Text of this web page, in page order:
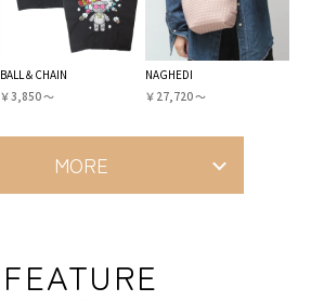
BALL＆CHAIN
￥3,850 〜
NAGHEDI
￥27,720 〜
MORE
FEATURE